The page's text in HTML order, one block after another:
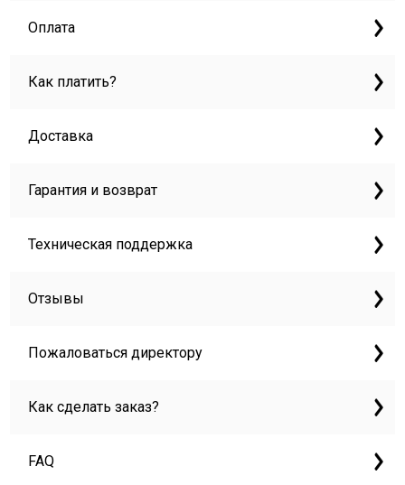
Оплата
Как платить?
Доставка
Гарантия и возврат
Техническая поддержка
Отзывы
Пожаловаться директору
Как сделать заказ?
FAQ